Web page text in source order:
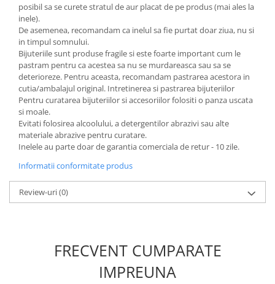
posibil sa se curete stratul de aur placat de pe produs (mai ales la
inele).
De asemenea, recomandam ca inelul sa fie purtat doar ziua, nu si
in timpul somnului.
Bijuteriile sunt produse fragile si este foarte important cum le
pastram pentru ca acestea sa nu se murdareasca sau sa se
deterioreze. Pentru aceasta, recomandam pastrarea acestora in
cutia/ambalajul original. Intretinerea si pastrarea bijuteriilor
Pentru curatarea bijuteriilor si accesoriilor folositi o panza uscata
si moale.
Evitati folosirea alcoolului, a detergentilor abrazivi sau alte
materiale abrazive pentru curatare.
Inelele au parte doar de garantia comerciala de retur - 10 zile.
Informatii conformitate produs
Review-uri(0)
FRECVENT CUMPARATE
IMPREUNA